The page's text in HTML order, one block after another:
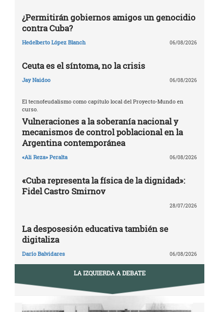
¿Permitirán gobiernos amigos un genocidio
contra Cuba?
Hedelberto López Blanch 06/08/2026
Ceuta es el síntoma, no la crisis
Jay Naidoo 06/08/2026
El tecnofeudalismo como capítulo local del Proyecto-Mundo en
curso.
Vulneraciones a la soberanía nacional y
mecanismos de control poblacional en la
Argentina contemporánea
«Ali Reza» Peralta 06/08/2026
«Cuba representa la física de la dignidad»:
Fidel Castro Smirnov
28/07/2026
La desposesión educativa también se
digitaliza
Darío Balvidares 06/08/2026
LA IZQUIERDA A DEBATE